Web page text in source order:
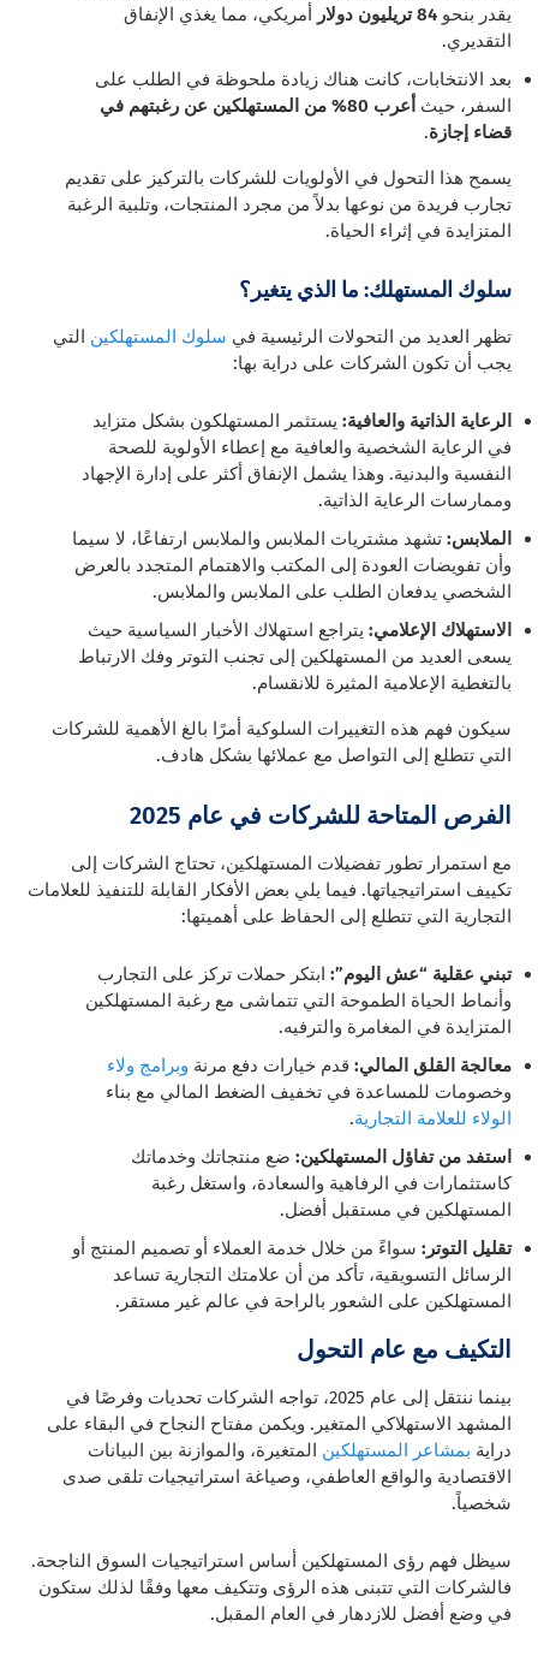
يقدر بنحو84 تريليون دولار
أمريكي، مما يغذي الإنفاق
التقديري.
بعد الانتخابات، كانت هناك زيادة ملحوظة في الطلب على
السفر، حيث
أعرب 80% من المستهلكين عن رغبتهم في
قضاء إجازة.
يسمح هذا التحول في الأولويات للشركات بالتركيز على تقديم
تجارب فريدة من نوعها بدلاً من مجرد المنتجات، وتلبية الرغبة
المتزايدة في إثراء الحياة.
سلوك المستهلك: ما الذي يتغير؟
تظهر العديد من التحولات الرئيسية في سلوك المستهلكين التي
يجب أن تكون الشركات على دراية بها:
الرعاية الذاتية والعافية: يستثمر المستهلكون بشكل متزايد
في الرعاية الشخصية والعافية مع إعطاء الأولوية للصحة
النفسية والبدنية. وهذا يشمل الإنفاق أكثر على إدارة الإجهاد
وممارسات الرعاية الذاتية.
الملابس: تشهد مشتريات الملابس والملابس ارتفاعًا، لا سيما
وأن تفويضات العودة إلى المكتب والاهتمام المتجدد بالعرض
الشخصي يدفعان الطلب على الملابس والملابس.
الاستهلاك الإعلامي: يتراجع استهلاك الأخبار السياسية حيث
يسعى العديد من المستهلكين إلى تجنب التوتر وفك الارتباط
بالتغطية الإعلامية المثيرة للانقسام.
سيكون فهم هذه التغييرات السلوكية أمرًا بالغ الأهمية للشركات
التي تتطلع إلى التواصل مع عملائها بشكل هادف.
الفرص المتاحة للشركات في عام 2025
مع استمرار تطور تفضيلات المستهلكين، تحتاج الشركات إلى
تكييف استراتيجياتها. فيما يلي بعض الأفكار القابلة للتنفيذ للعلامات
التجارية التي تتطلع إلى الحفاظ على أهميتها:
تبني عقلية “عش اليوم”: ابتكر حملات تركز على التجارب
وأنماط الحياة الطموحة التي تتماشى مع رغبة المستهلكين
المتزايدة في المغامرة والترفيه.
معالجة القلق المالي: قدم خيارات دفع مرنة وبرامج ولاء
وخصومات للمساعدة في تخفيف الضغط المالي مع بناء
الولاء للعلامة التجارية.
استفد من تفاؤل المستهلكين: ضع منتجاتك وخدماتك
كاستثمارات في الرفاهية والسعادة، واستغل رغبة
المستهلكين في مستقبل أفضل.
تقليل التوتر: سواءً من خلال خدمة العملاء أو تصميم المنتج أو
الرسائل التسويقية، تأكد من أن علامتك التجارية تساعد
المستهلكين على الشعور بالراحة في عالم غير مستقر.
التكيف مع عام التحول
بينما ننتقل إلى عام 2025، تواجه الشركات تحديات وفرصًا في
المشهد الاستهلاكي المتغير. ويكمن مفتاح النجاح في البقاء على
دراية بمشاعر المستهلكين المتغيرة، والموازنة بين البيانات
الاقتصادية والواقع العاطفي، وصياغة استراتيجيات تلقى صدى
شخصياً.
سيظل فهم رؤى المستهلكين أساس استراتيجيات السوق الناجحة.
فالشركات التي تتبنى هذه الرؤى وتتكيف معها وفقًا لذلك ستكون
في وضع أفضل للازدهار في العام المقبل.